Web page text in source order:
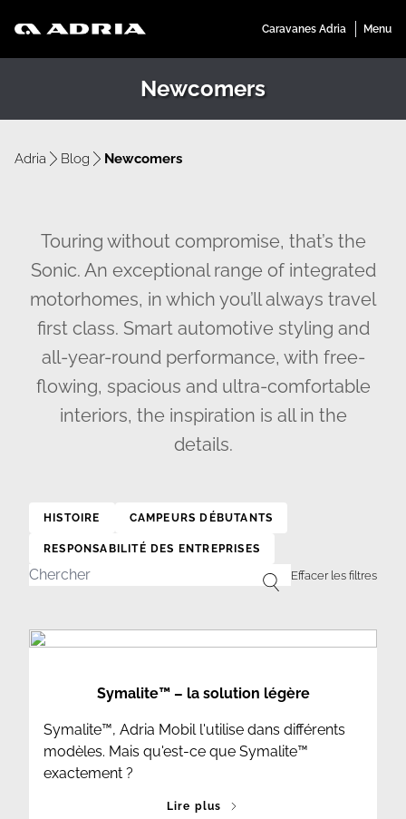
Newcomers
Adria Blog Newcomers
Touring without compromise, that’s the
Sonic. An exceptional range of integrated
motorhomes, in which you’ll always travel
first class. Smart automotive styling and
all-year-round performance, with free-
flowing, spacious and ultra-comfortable
interiors, the inspiration is all in the
details.
HISTOIRE CAMPEURS DÉBUTANTS
RESPONSABILITÉ DES ENTREPRISES
Symalite™ – la solution légère
Symalite™, Adria Mobil l'utilise dans différents
modèles. Mais qu'est-ce que Symalite™
exactement ?
Lire plus